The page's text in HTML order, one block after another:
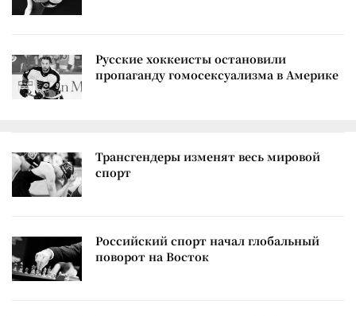
Русские хоккеисты остановили
пропаганду гомосексуализма в Америке
Трансгендеры изменят весь мировой
спорт
Российский спорт начал глобальный
поворот на Восток